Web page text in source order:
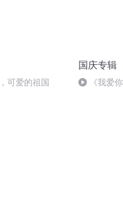
可爱的祖国
国庆专辑
《我爱